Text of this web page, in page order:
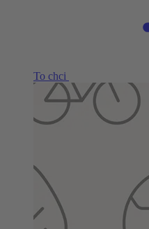
To chci